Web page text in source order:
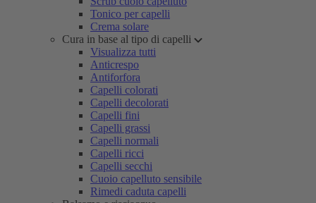
Tonico per capelli
Crema solare
Cura in base al tipo di capelli
Visualizza tutti
Anticrespo
Antiforfora
Capelli colorati
Capelli decolorati
Capelli fini
Capelli grassi
Capelli normali
Capelli ricci
Capelli secchi
Cuoio capelluto sensibile
Rimedi caduta capelli